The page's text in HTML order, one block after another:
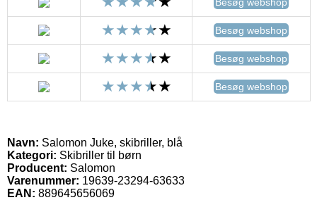
Besøg webshop
Besøg webshop
Besøg webshop
Navn: Salomon Juke, skibriller, blå
Kategori: Skibriller til børn
Producent: Salomon
Varenummer: 19639-23294-63633
EAN: 889645656069